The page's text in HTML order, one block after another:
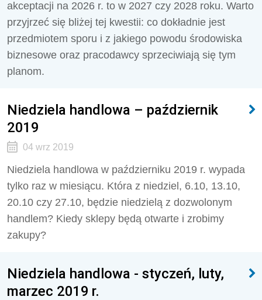
akceptacji na 2026 r. to w 2027 czy 2028 roku. Warto
przyjrzeć się bliżej tej kwestii: co dokładnie jest
przedmiotem sporu i z jakiego powodu środowiska
biznesowe oraz pracodawcy sprzeciwiają się tym
planom.
Niedziela handlowa – październik
2019
04 wrz 2019
Niedziela handlowa w październiku 2019 r. wypada
tylko raz w miesiącu. Która z niedziel, 6.10, 13.10,
20.10 czy 27.10, będzie niedzielą z dozwolonym
handlem? Kiedy sklepy będą otwarte i zrobimy
zakupy?
Niedziela handlowa - styczeń, luty,
marzec 2019 r.